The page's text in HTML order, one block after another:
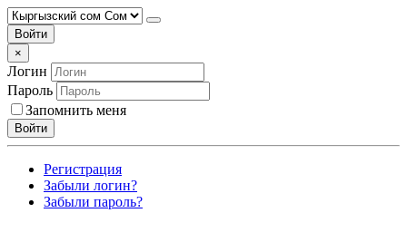
Войти
×
Логин
Пароль
Запомнить меня
Войти
Регистрация
Забыли логин?
Забыли пароль?